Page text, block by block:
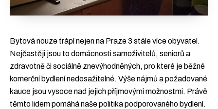
Bytová nouze trápí nejen na Praze 3 stále více obyvatel.
Nejčastěji jsou to domácnosti samoživitelů, seniorů a
zdravotně či sociálně znevýhodněných, pro které je běžné
komerční bydlení nedosažitelné. Výše nájmů a požadované
kauce jsou vysoce nad jejich příjmovými možnostmi. Právě
těmto lidem pomáhá naše politika podporovaného bydlení.